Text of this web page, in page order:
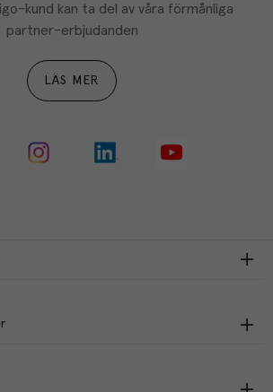
kund kan ta del av våra förmånliga
partner-erbjudanden
LÄS MER